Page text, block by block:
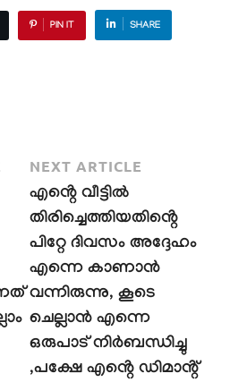
PIN IT SHARE
NEXT ARTICLE
എൻ്റെ വീട്ടിൽ
തിരിച്ചെത്തിയതിൻ്റെ
പിറ്റേ ദിവസം അദ്ദേഹം
എന്നെ കാണാൻ
വന്നിരുന്നു, കൂടെ
ചെല്ലാൻ എന്നെ
ഒരുപാട് നിർബന്ധിച്ചു
,പക്ഷേ എൻ്റെ ഡിമാൻ്റ്